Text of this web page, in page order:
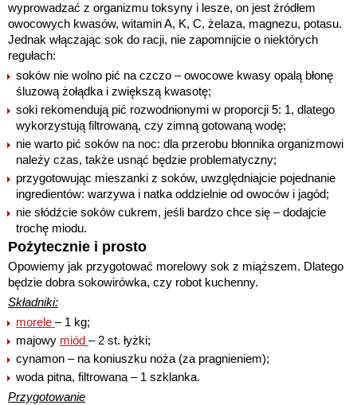
wyprowadzać z organizmu toksyny i lesze, on jest źródłem
owocowych kwasów, witamin A, K, C, żelaza, magnezu, potasu.
Jednak włączając sok do racji, nie zapomnijcie o niektórych
regułach:
soków nie wolno pić na czczo – owocowe kwasy opalą błonę
śluzową żołądka i zwiększą kwasotę;
soki rekomendują pić rozwodnionymi w proporcji 5: 1, dlatego
wykorzystują filtrowaną, czy zimną gotowaną wodę;
nie warto pić soków na noc: dla przerobu błonnika organizmowi
należy czas, także usnąć będzie problematyczny;
przygotowując mieszanki z soków, uwzględniajcie pojednanie
ingredientów: warzywa i natka oddzielnie od owoców i jagód;
nie słódźcie soków cukrem, jeśli bardzo chce się – dodajcie
trochę miodu.
Pożytecznie i prosto
Opowiemy jak przygotować morelowy sok z miąższem. Dlatego
będzie dobra sokowirówka, czy robot kuchenny.
Składniki:
morele – 1 kg;
majowy miód – 2 st. łyżki;
cynamon – na koniuszku noża (za pragnieniem);
woda pitna, filtrowana – 1 szklanka.
Przygotowanie